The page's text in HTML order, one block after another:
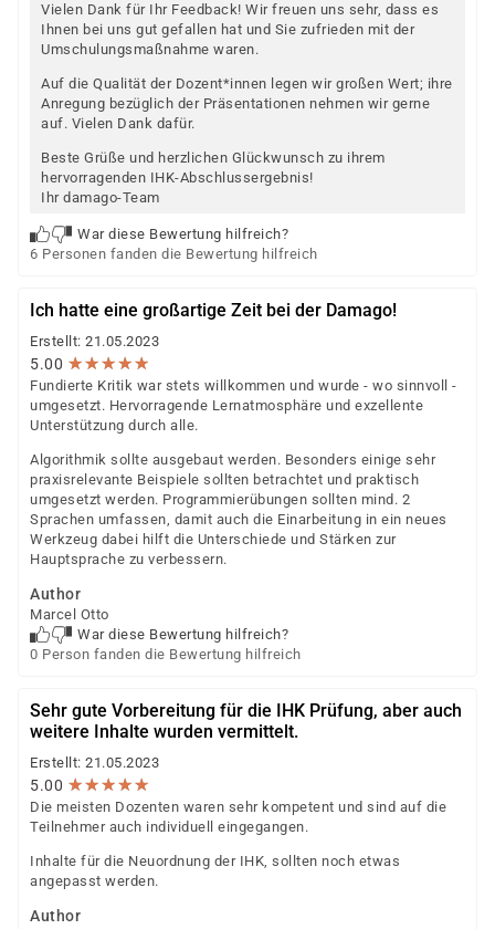
Vielen Dank für Ihr Feedback! Wir freuen uns sehr, dass es
Ihnen bei uns gut gefallen hat und Sie zufrieden mit der
Umschulungsmaßnahme waren.
Auf die Qualität der Dozent*innen legen wir großen Wert; ihre
Anregung bezüglich der Präsentationen nehmen wir gerne
auf. Vielen Dank dafür.
Beste Grüße und herzlichen Glückwunsch zu ihrem
hervorragenden IHK-Abschlussergebnis!
Ihr damago-Team
War diese Bewertung hilfreich?
6 Personen fanden die Bewertung hilfreich
Ich hatte eine großartige Zeit bei der Damago!
Erstellt: 21.05.2023
5.00 ★★★★★
★★★★★
Fundierte Kritik war stets willkommen und wurde - wo sinnvoll -
umgesetzt. Hervorragende Lernatmosphäre und exzellente
Unterstützung durch alle.
Algorithmik sollte ausgebaut werden. Besonders einige sehr
praxisrelevante Beispiele sollten betrachtet und praktisch
umgesetzt werden. Programmierübungen sollten mind. 2
Sprachen umfassen, damit auch die Einarbeitung in ein neues
Werkzeug dabei hilft die Unterschiede und Stärken zur
Hauptsprache zu verbessern.
Author
Marcel Otto
War diese Bewertung hilfreich?
0 Person fanden die Bewertung hilfreich
Sehr gute Vorbereitung für die IHK Prüfung, aber auch
weitere Inhalte wurden vermittelt.
Erstellt: 21.05.2023
5.00 ★★★★★
★★★★★
Die meisten Dozenten waren sehr kompetent und sind auf die
Teilnehmer auch individuell eingegangen.
Inhalte für die Neuordnung der IHK, sollten noch etwas
angepasst werden.
Author